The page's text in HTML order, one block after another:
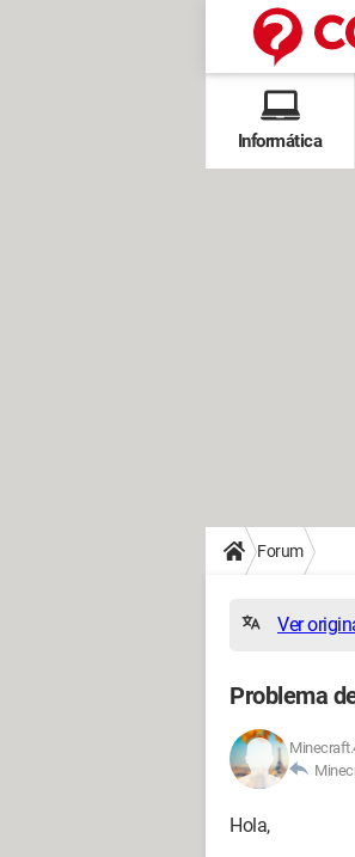
Informática
Forum
Ver
Problema
Hola,